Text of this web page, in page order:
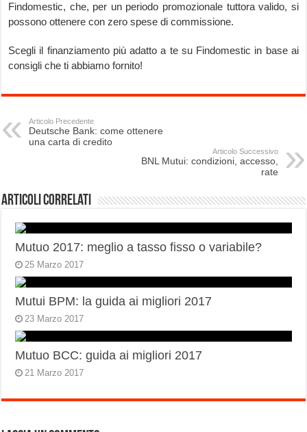
Findomestic, che, per un periodo promozionale tuttora valido, si
possono ottenere con zero spese di commissione.
Scegli il finanziamento più adatto a te su Findomestic in base ai
consigli che ti abbiamo fornito!
Articolo Precedente
Deutsche Bank: come ottenere
una carta di credito
Articolo Successivo
BNL Mutui: condizioni, accesso,
rate
Articoli correlati
Mutuo 2017: meglio a tasso fisso o variabile?
25 Marzo 2017
Mutui BPM: la guida ai migliori 2017
23 Marzo 2017
Mutuo BCC: guida ai migliori 2017
21 Marzo 2017